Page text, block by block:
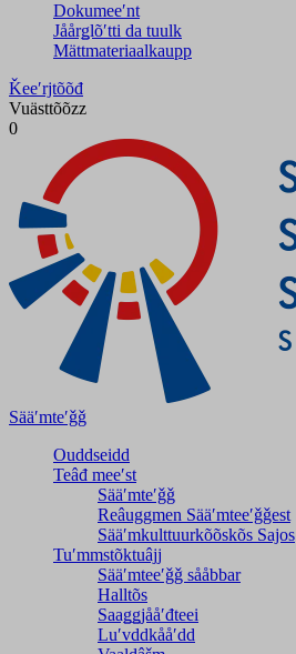
Dokumeeʹnt
Jåårǥlõʹtti da tuulk
Mättmateriaalkaupp
Ǩeeʹrjtõõđ
Vuästtõõzz
0
Sääʹmteʹǧǧ
Ouddseidd
Teâđ meeʹst
Sääʹmteʹǧǧ
Reâuggmen Sääʹmteeʹǧǧest
Sääʹmkulttuurkõõskõs Sajos
Tuʹmmstõktuâjj
Sääʹmteeʹǧǧ sååbbar
Halltõs
Saaǥǥjååʹđteei
Luʹvddkååʹdd